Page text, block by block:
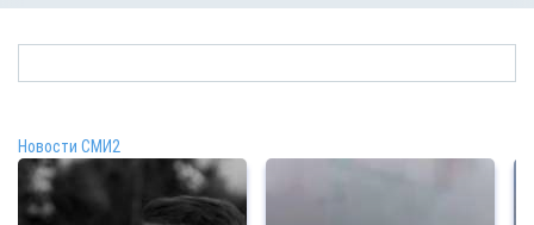
Новости СМИ2